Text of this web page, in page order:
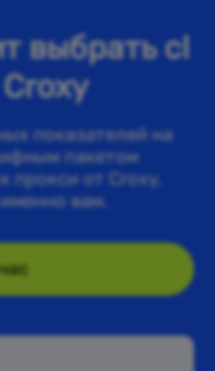
выбрать cl
показателей на
пакетом
прокси от Croxy,
вам.